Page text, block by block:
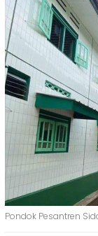
Pondok Pesantren